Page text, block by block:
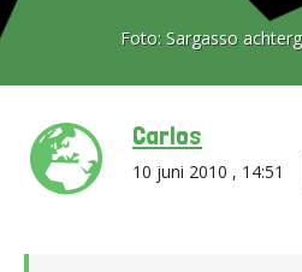
Foto: Sargasso
Carlos
10 juni 2010 , 14:51